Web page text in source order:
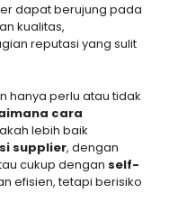
dapat berujung pada
kualitas,
reputasi yang sulit
hanya perlu atau tidak
cara
lebih baik
supplier, dengan
cukup dengan self-
efisien, tetapi berisiko